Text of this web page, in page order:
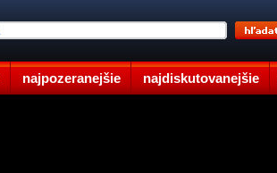
najpozeranejšie najdiskutovanejšie